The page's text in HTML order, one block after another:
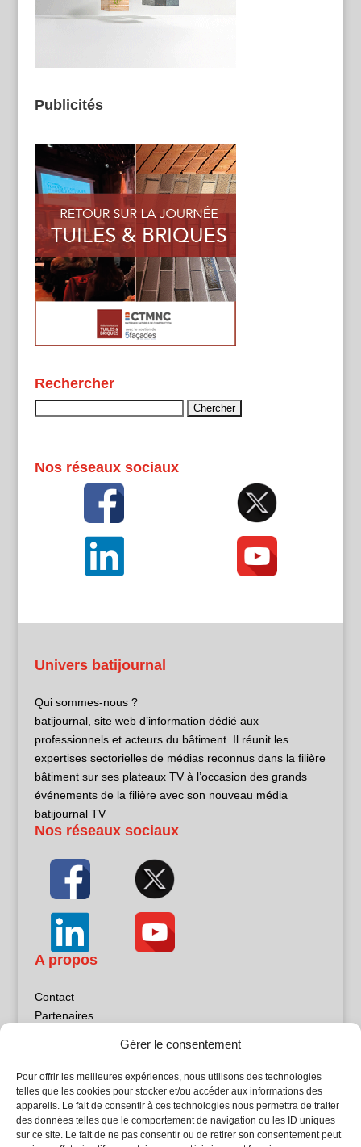
Gérer le consentement
Pour offrir les meilleures expériences, nous utilisons des technologies
telles que les cookies pour stocker et/ou accéder aux informations des
appareils. Le fait de consentir à ces technologies nous permettra de traiter
des données telles que le comportement de navigation ou les ID uniques
sur ce site. Le fait de ne pas consentir ou de retirer son consentement peut
Publicités
Rechercher
Nos réseaux sociaux
Univers batijournal
Qui sommes-nous ?
batijournal, site web d’information dédié aux
professionnels et acteurs du bâtiment. Il réunit les
expertises sectorielles de médias reconnus dans la filière
bâtiment sur ses plateaux TV à l’occasion des grands
événements de la filière avec son nouveau média
batijournal TV
Nos réseaux sociaux
A propos
Contact
Partenaires
Politique de confidentialité
Sites partenaires
5Façades
Atrium Patrimoine